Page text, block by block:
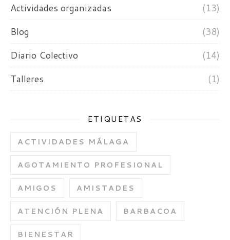
Actividades organizadas
(13)
Blog
(38)
Diario Colectivo
(14)
Talleres
(1)
ETIQUETAS
ACTIVIDADES MÁLAGA
AGOTAMIENTO PROFESIONAL
AMIGOS AMISTADES
ATENCIÓN PLENA BARBACOA
BIENESTAR